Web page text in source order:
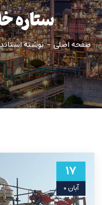
ستاره
صفحه اصلی نوشته
۱۷
آبان ۰